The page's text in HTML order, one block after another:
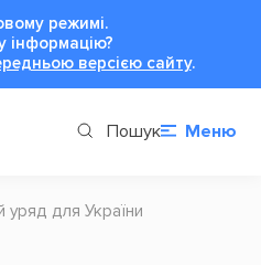
режимі.
інформацію?
версією сайту.
Пошук Меню
уряд для України